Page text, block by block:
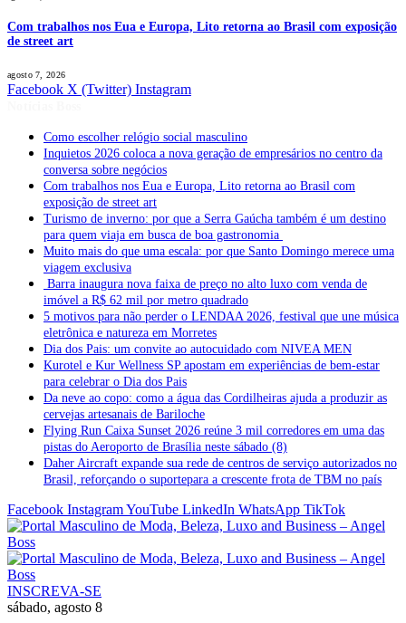
Com trabalhos nos Eua e Europa, Lito retorna ao Brasil com exposição
de street art
agosto 7, 2026
Facebook X (Twitter) Instagram
Como escolher relógio social masculino
Inquietos 2026 coloca a nova geração de empresários no centro da
conversa sobre negócios
Com trabalhos nos Eua e Europa, Lito retorna ao Brasil com
exposição de street art
Turismo de inverno: por que a Serra Gaúcha também é um destino
para quem viaja em busca de boa gastronomia
Muito mais do que uma escala: por que Santo Domingo merece uma
viagem exclusiva
Barra inaugura nova faixa de preço no alto luxo com venda de
imóvel a R$ 62 mil por metro quadrado
5 motivos para não perder o LENDAA 2026, festival que une música
eletrônica e natureza em Morretes
Dia dos Pais: um convite ao autocuidado com NIVEA MEN
Kurotel e Kur Wellness SP apostam em experiências de bem-estar
para celebrar o Dia dos Pais
Da neve ao copo: como a água das Cordilheiras ajuda a produzir as
cervejas artesanais de Bariloche
Flying Run Caixa Sunset 2026 reúne 3 mil corredores em uma das
pistas do Aeroporto de Brasília neste sábado (8)
Daher Aircraft expande sua rede de centros de serviço autorizados no
Brasil, reforçando o suportepara a crescente frota de TBM no país
Facebook InstagramYouTube LinkedIn WhatsApp TikTok
INSCREVA-SE
sábado, agosto 8